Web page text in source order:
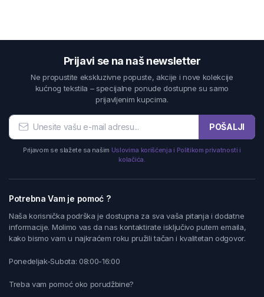
Prijavi se na naš newsletter
Ne propustite ekskluzivne popuste, akcije i nove kolekcije
kućnog tekstila – specijalne ponude dostupne su samo
prijavljenim kupcima.
POŠALJI
Prijavom se slažete sa našim Uslovima korišćenja i Politikom privatnosti i
kolačića.
Potrebna Vam je pomoć ?
Naša korisnička podrška je dostupna za sva vaša pitanja i dodatne
informacije. Molimo vas da nas kontaktirate isključivo putem emaila,
kako bismo vam u najkraćem roku pružili tačan i kvalitetan odgovor.
Ponedeljak-Subota: 08:00-16:00
Treba vam pomoć oko porudžbine?